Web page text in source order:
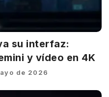
su interfaz:
y vídeo en 4K
de 2026